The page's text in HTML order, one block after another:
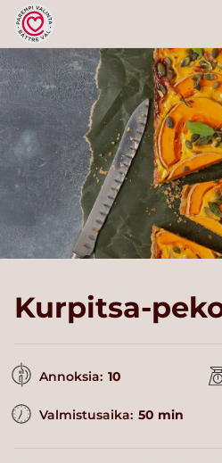
Kurpitsa-
Annoksia: 10
Valmistusaika: 50 min